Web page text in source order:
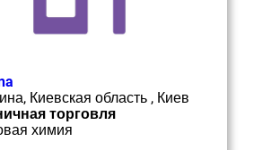
Киевская область , Киев
торговля
химия